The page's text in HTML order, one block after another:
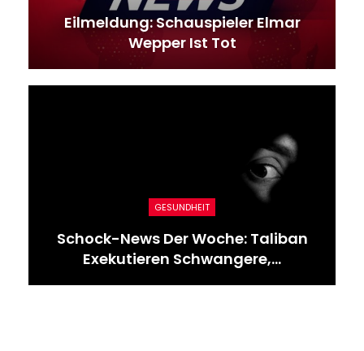
Eilmeldung: Schauspieler Elmar
Wepper Ist Tot
GESUNDHEIT
Schock-News Der Woche: Taliban
Exekutieren Schwangere,…